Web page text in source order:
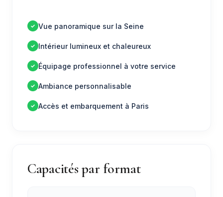
Vue panoramique sur la Seine
Intérieur lumineux et chaleureux
Équipage professionnel à votre service
Ambiance personnalisable
Accès et embarquement à Paris
Capacités par format